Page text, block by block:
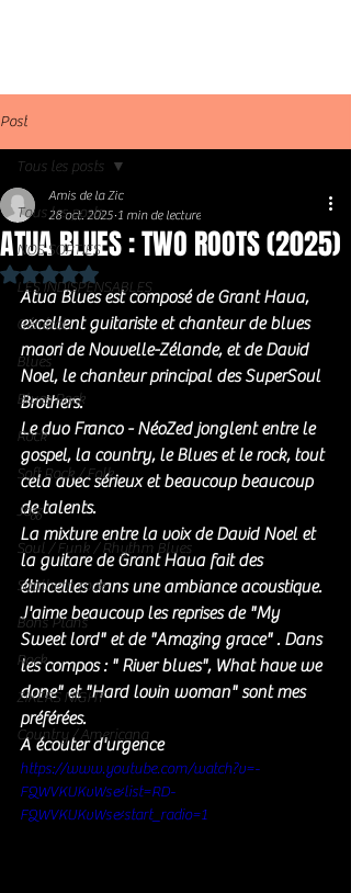
Post
Tous les posts
NOS SORTIES
LES INDISPENSABLES
Général
Blues
Blues Rock
Rock
Soft Rock / Folk
Jazz
Soul / Funk / Rhythm Blues
Southern rock
Bons Plans
Rock
ZIKERS NIGHT
Country / Americana
Tous les posts
ATUA BLUES : TWO ROOTS (2025)
Amis de la Zic
28 oct. 2025 1 min de lecture
Noté NaN étoiles sur 5.
Atua Blues est composé de Grant Haua,
excellent guitariste et chanteur de blues
maori de Nouvelle-Zélande, et de David
Noel, le chanteur principal des SuperSoul
Brothers.
Le duo Franco - NéoZed jonglent entre le
gospel, la country, le Blues et le rock, tout
cela avec sérieux et beaucoup beaucoup
de talents.
La mixture entre la voix de David Noel et
la guitare de Grant Haua fait des
étincelles dans une ambiance acoustique.
J'aime beaucoup les reprises de "My
Sweet lord" et de "Amazing grace" . Dans
les compos : " River blues", What have we
done" et "Hard lovin woman" sont mes
préférées.
A écouter d'urgence
https://www.youtube.com/watch?v=-
FQWVKUKvWs&list=RD-
FQWVKUKvWs&start_radio=1